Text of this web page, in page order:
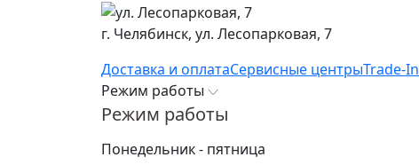
г. Челябинск, ул. Лесопарковая, 7
Доставка и оплатаСервисные центрыTrade-In
Режим работы
Режим работы
Понедельник - пятница